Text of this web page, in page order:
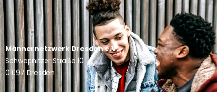
Männernetzwerk Dresden e.V.
Schwepnitzer Straße 10
01097 Dresden